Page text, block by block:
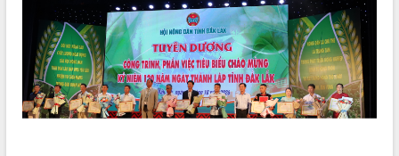
Trình diễn nghệ thuật chế biến các
món ăn từ sầu riêng
Đắk Lắk công bố Quy hoạch và xúc
tiến đầu tư tỉnh
Ngành cá ngừ Đắk Lắk chủ động thích
ứng để giữ vững thị trường xuất khẩu